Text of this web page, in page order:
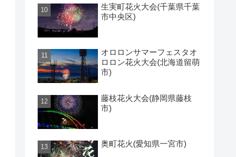
生実町花火大会(千葉県千葉
市中央区)
オロロンサマーフェスタオ
ロロン花火大会(北海道留萌
市)
藤枝花火大会(静岡県藤枝
市)
奥町花火(愛知県一宮市)